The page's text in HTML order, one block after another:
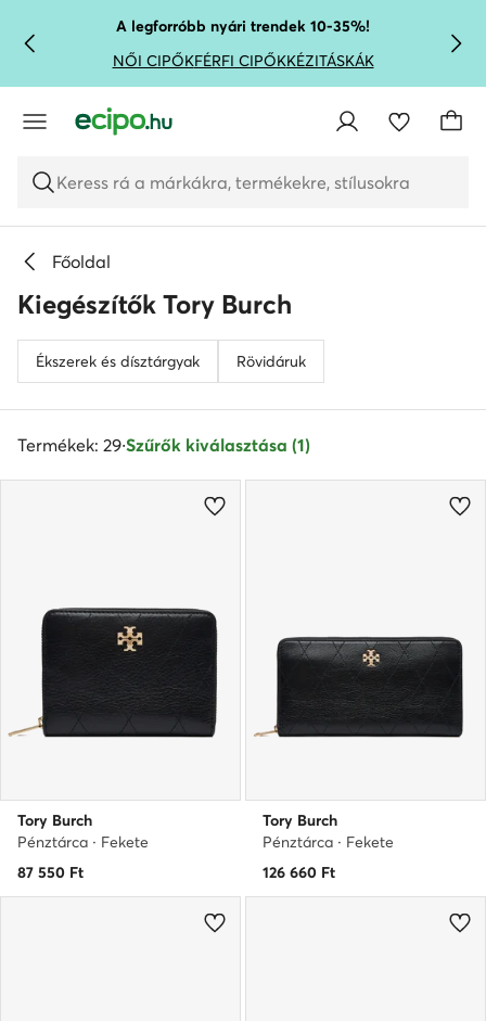
UGRÁS A FŐ TARTALOMRA
UGRÁS A KERESÉSHEZA legforróbb nyári trendek 10-35%!
NŐI CIPŐKFÉRFI CIPŐKKÉZITÁSKÁK
Keress rá a márkákra, termékekre, stílusokra
Főoldal
Kiegészítők Tory Burch
Ékszerek és dísztárgyak Rövidáruk
Termékek: 29·Szűrők kiválasztása (1)
Tory Burch
Pénztárca · Fekete
87 550 Ft
Tory Burch
Pénztárca · Fekete
126 660 Ft